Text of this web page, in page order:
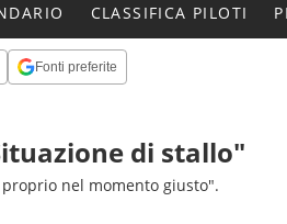
CLASSIFICA PILOTI
Fonti preferite
di stallo"
nel momento giusto".